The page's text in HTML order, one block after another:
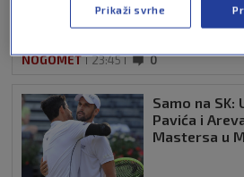
NOGOMET 23:45 0
Samo na
Pavića i
Mastersa u
Prikaži svrhe